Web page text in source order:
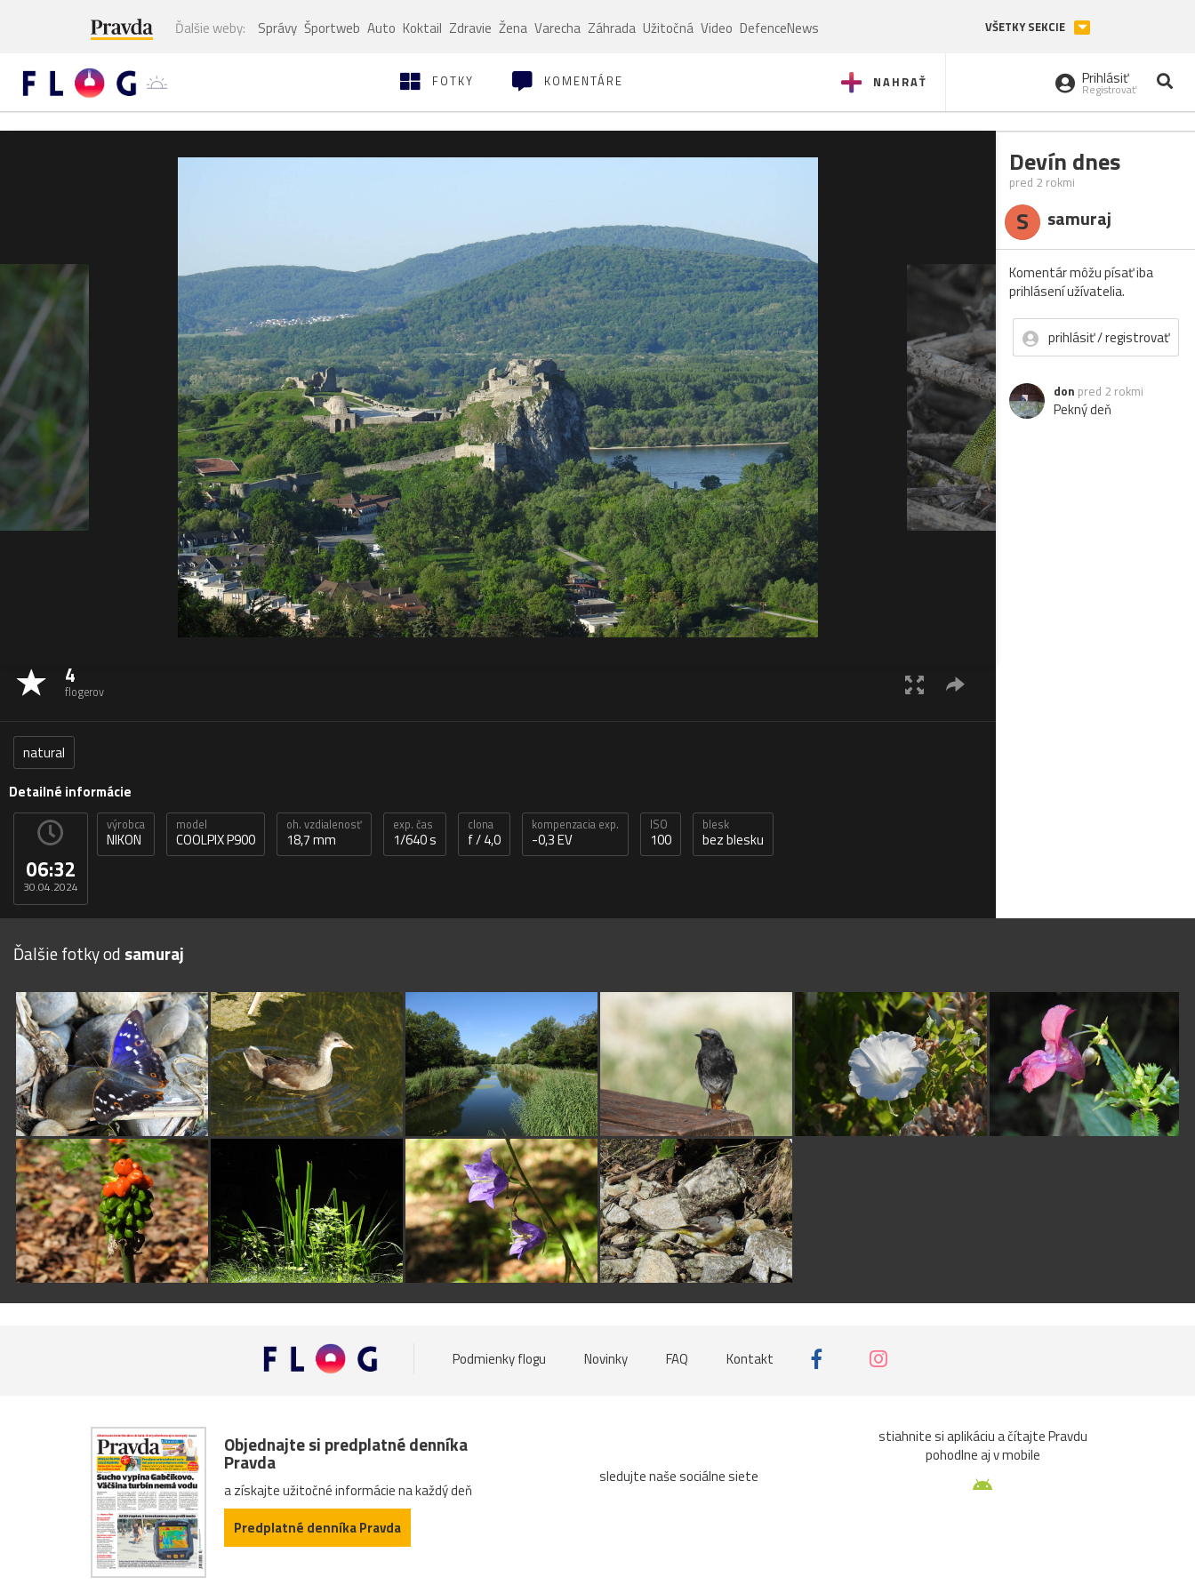
Ďalšie weby: Správy Športweb Auto Koktail Zdravie Žena Varecha Záhrada Užitočná Video DefenceNews VŠETKY SEKCIE
NAHRAŤ
FOTKY KOMENTÁRE Prihlásiť
Registrovať
4
flogerov
natural
Detailné informácie
06:32
30.04.2024
výrobca
NIKON
model
COOLPIX P900
oh. vzdialenosť
18,7 mm
exp. čas
1/640 s
clona
f / 4,0
kompenzacia exp.
-0,3 EV
ISO
100
blesk
bez blesku
Devín dnes
pred 2 rokmi
S samuraj
Komentár môžu písať iba
prihlásení užívatelia.
prihlásiť / registrovať
don pred 2 rokmi
Pekný deň
Ďalšie fotky od samuraj
Podmienky flogu Novinky FAQ Kontakt
Objednajte si predplatné denníka
Pravda
a získajte užitočné informácie na každý deň
Predplatné denníka Pravda
sledujte naše sociálne siete
stiahnite si aplikáciu a čítajte Pravdu
pohodlne aj v mobile